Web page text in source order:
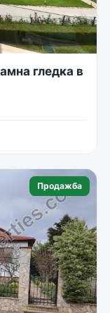
гледка в
Продажба